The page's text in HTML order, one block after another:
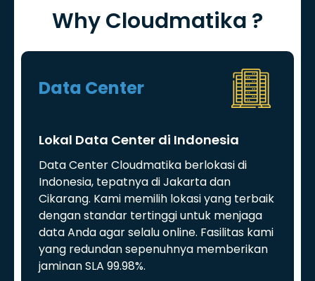
Why Cloudmatika ?
Data Center
Lokal Data Center di Indonesia
Data Center Cloudmatika berlokasi di
Indonesia, tepatnya di Jakarta dan
Cikarang. Kami memilih lokasi yang terbaik
dengan standar tertinggi untuk menjaga
data Anda agar selalu online. Fasilitas kami
yang redundan sepenuhnya memberikan
jaminan SLA 99.98%.